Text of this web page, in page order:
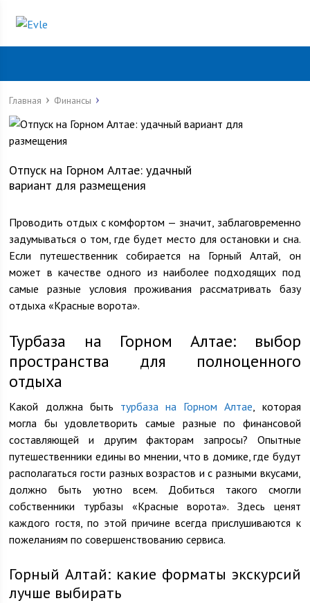
Главная Финансы
Отпуск на Горном Алтае: удачный
вариант для размещения
Проводить отдых с комфортом — значит, заблаговременно
задумываться о том, где будет место для остановки и сна.
Если путешественник собирается на Горный Алтай, он
может в качестве одного из наиболее подходящих под
самые разные условия проживания рассматривать базу
отдыха «Красные ворота».
Турбаза на Горном Алтае: выбор
пространства для полноценного
отдыха
Какой должна быть турбаза на Горном Алтае, которая
могла бы удовлетворить самые разные по финансовой
составляющей и другим факторам запросы? Опытные
путешественники едины во мнении, что в домике, где будут
располагаться гости разных возрастов и с разными вкусами,
должно быть уютно всем. Добиться такого смогли
собственники турбазы «Красные ворота». Здесь ценят
каждого гостя, по этой причине всегда прислушиваются к
пожеланиям по совершенствованию сервиса.
Горный Алтай: какие форматы экскурсий
лучше выбирать